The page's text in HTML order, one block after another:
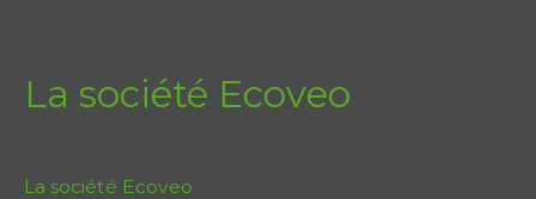
La société Ecoveo
La société Ecoveo